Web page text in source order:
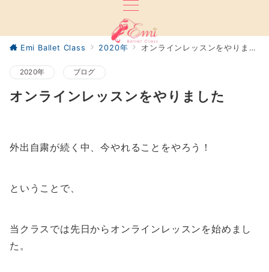
Emi Ballet Class 2020年 オンラインレッスンをやりました
2020年 ブログ
オンラインレッスンをやりました
外出自粛が続く中、今やれることをやろう！
ということで、
当クラスでは先日からオンラインレッスンを始めまし
た。